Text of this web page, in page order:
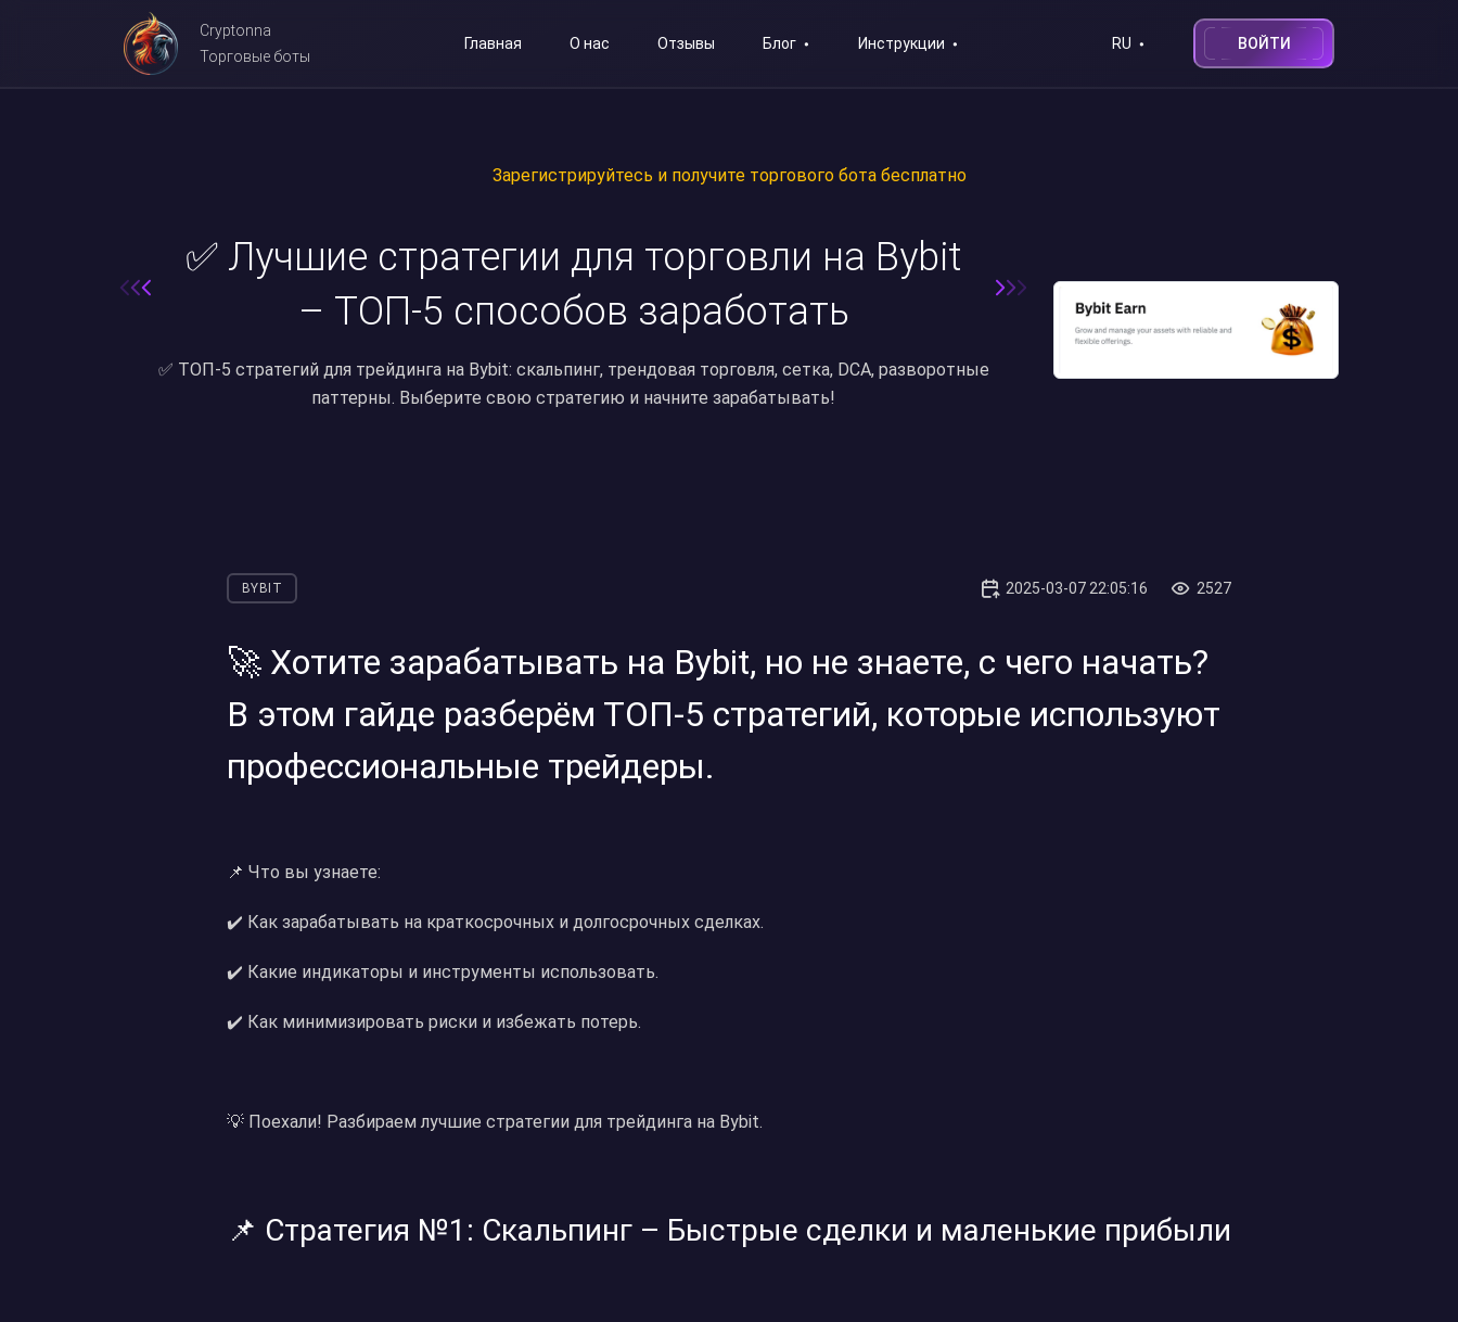
Cryptonna
Торговые боты
Главная О нас Отзывы Блог Инструкции RU ВОЙТИ
Зарегистрируйтесь и получите торгового бота бесплатно
✅ Лучшие стратегии для торговли на Bybit
– ТОП-5 способов заработать
✅ ТОП-5 стратегий для трейдинга на Bybit: скальпинг, трендовая торговля, сетка, DCA, разворотные
паттерны. Выберите свою стратегию и начните зарабатывать!
BYBIT 2025-03-07 22:05:16 2527
🚀 Хотите зарабатывать на Bybit, но не знаете, с чего начать?
В этом гайде разберём ТОП-5 стратегий, которые используют
профессиональные трейдеры.
📌 Что вы узнаете:
✔️ Как зарабатывать на краткосрочных и долгосрочных сделках.
✔️ Какие индикаторы и инструменты использовать.
✔️ Как минимизировать риски и избежать потерь.
💡 Поехали! Разбираем лучшие стратегии для трейдинга на Bybit.
📌 Стратегия №1: Скальпинг – Быстрые сделки и маленькие прибыли